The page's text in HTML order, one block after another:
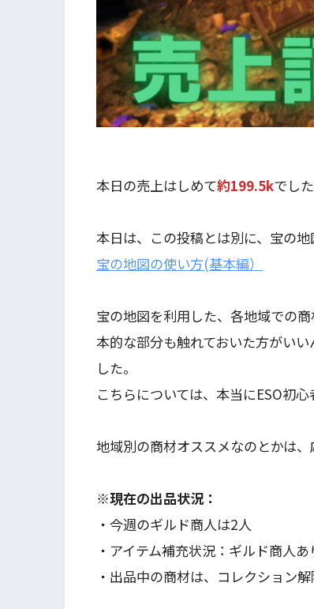
本日の売上はしめて約199.5kでした
本日は、この投稿とは別に、宝の地
宝の地図の使い方(基本編）
宝の地図を利用した、各地域での
本的な部分も触れておいた方がい
した。
こちらについては、本当にESO初
地域別の商材オススメなのとかは、
※現在の出品状況：
・今週のギルド商人は2人
・アイテム補充状況：ギルド商人
・出品中の商材は、コレクション